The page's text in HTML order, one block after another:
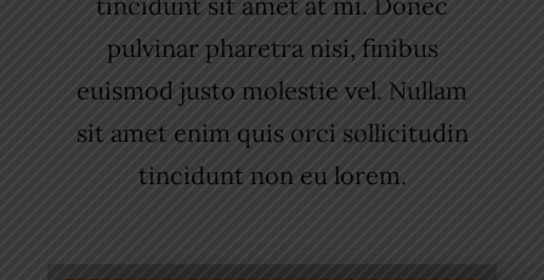
pulvinar pharetra nisi, finibus
euismod justo molestie vel. Nullam
sit amet enim quis orci sollicitudin
tincidunt non eu lorem.